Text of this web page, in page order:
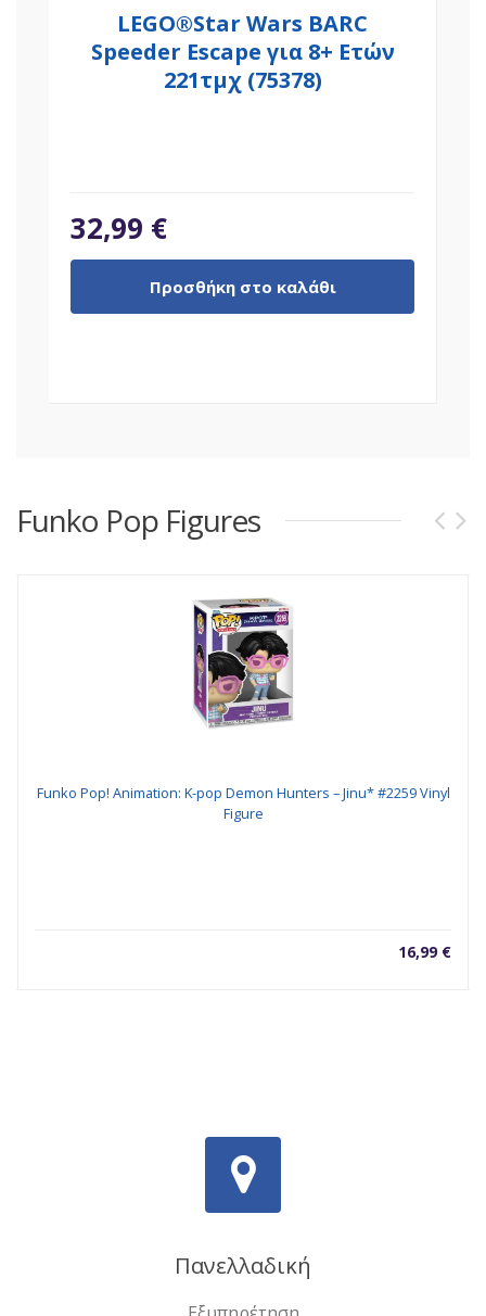
LEGO®Star Wars BARC
Speeder Escape για 8+ Ετών
221τμχ (75378)
32,99 €
Προσθήκη στο καλάθι
Funko Pop Figures
Funko Pop! Animation: K-pop Demon Hunters – Jinu* #2259 Vinyl
Figure
16,99 €
Πανελλαδική